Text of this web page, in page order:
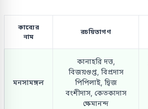
কাব্যের
নাম
রচয়িতাগণ
মনসামঙ্গল
কানাহরি দত্ত,
বিজয়গুপ্ত, বিপ্রদাস
পিপিলাই, দ্বিজ
বংশীদাস, কেতকাদাস
ক্ষেমানন্দ